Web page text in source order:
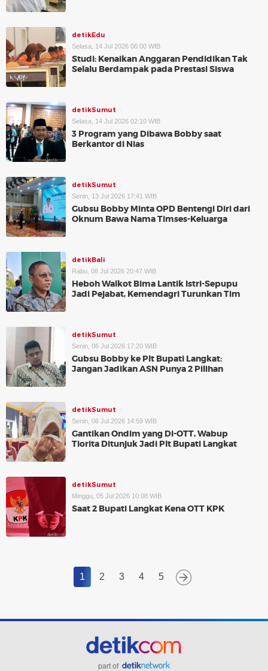
detikEdu
Selasa, 14 Jul 2026 06:00 WIB
Studi: Kenaikan Anggaran Pendidikan Tak
Selalu Berdampak pada Prestasi Siswa
detikSumut
Selasa, 14 Jul 2026 02:10 WIB
3 Program yang Dibawa Bobby saat
Berkantor di Nias
detikSumut
Senin, 13 Jul 2026 17:41 WIB
Gubsu Bobby Minta OPD Bentengi Diri dari
Oknum Bawa Nama Timses-Keluarga
detikBali
Rabu, 08 Jul 2026 20:47 WIB
Heboh Walkot Bima Lantik Istri-Sepupu
Jadi Pejabat, Kemendagri Turunkan Tim
detikSumut
Senin, 06 Jul 2026 17:20 WIB
Gubsu Bobby ke Plt Bupati Langkat:
Jangan Jadikan ASN Punya 2 Pilihan
detikSumut
Senin, 06 Jul 2026 14:59 WIB
Gantikan Ondim yang Di-OTT, Wabup
Tiorita Ditunjuk Jadi Plt Bupati Langkat
detikSumut
Minggu, 05 Jul 2026 10:08 WIB
Saat 2 Bupati Langkat Kena OTT KPK
1 2 3 4 5
part of